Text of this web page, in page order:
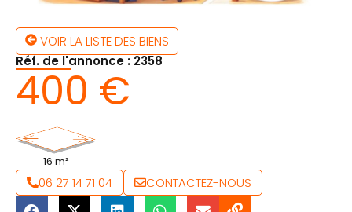
VOIR LA LISTE DES BIENS
Réf. de l'annonce : 2358
400 €
16 m²
06 27 14 71 04 CONTACTEZ-NOUS